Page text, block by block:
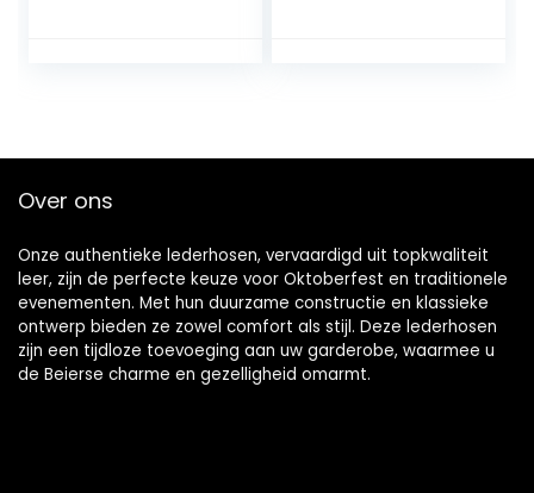
Over ons
Onze authentieke lederhosen, vervaardigd uit topkwaliteit
leer, zijn de perfecte keuze voor Oktoberfest en traditionele
evenementen. Met hun duurzame constructie en klassieke
ontwerp bieden ze zowel comfort als stijl. Deze lederhosen
zijn een tijdloze toevoeging aan uw garderobe, waarmee u
de Beierse charme en gezelligheid omarmt.